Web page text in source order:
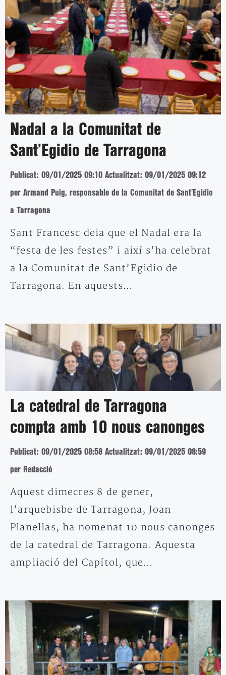
Nadal a la Comunitat de
Sant’Egidio de Tarragona
Publicat: 09/01/2025 09:10 Actualitzat: 09/01/2025 09:12
per Armand Puig, responsable de la Comunitat de Sant’Egidio
a Tarragona
Sant Francesc deia que el Nadal era la
“festa de les festes” i així s’ha celebrat
a la Comunitat de Sant’Egidio de
Tarragona. En aquests…
La catedral de Tarragona
compta amb 10 nous canonges
Publicat: 09/01/2025 08:58 Actualitzat: 09/01/2025 08:59
per Redacció
Aquest dimecres 8 de gener,
l’arquebisbe de Tarragona, Joan
Planellas, ha nomenat 10 nous canonges
de la catedral de Tarragona. Aquesta
ampliació del Capítol, que…